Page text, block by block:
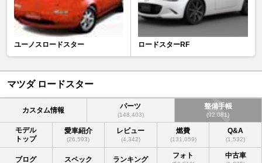
ユーノスロードスター ロードスターRF
マツダ ロードスター
カスタム情報 パーツ
(148,403)
整備手帳
(92,081)
モデル
トップ
愛車紹介
(26,593)
レビュー
(4,342)
燃費
(131,059)
Q&A
(1,532)
ブログ スペック ランキング フォト 中古車